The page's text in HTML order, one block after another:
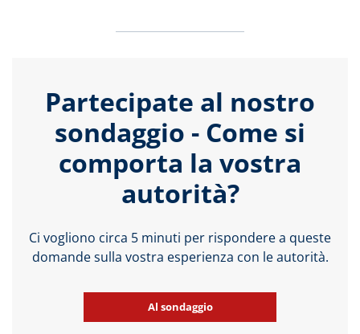
Partecipate al nostro
sondaggio - Come si
comporta la vostra
autorità?
Ci vogliono circa 5 minuti per rispondere a queste
domande sulla vostra esperienza con le autorità.
Al sondaggio